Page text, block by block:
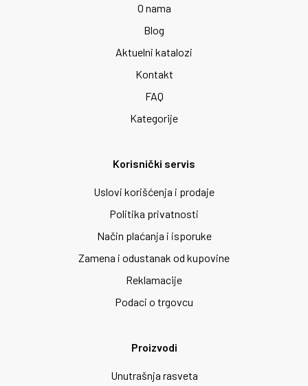
O nama
Blog
Aktuelni katalozi
Kontakt
FAQ
Kategorije
Korisnički servis
Uslovi korišćenja i prodaje
Politika privatnosti
Način plaćanja i isporuke
Zamena i odustanak od kupovine
Reklamacije
Podaci o trgovcu
Proizvodi
Unutrašnja rasveta